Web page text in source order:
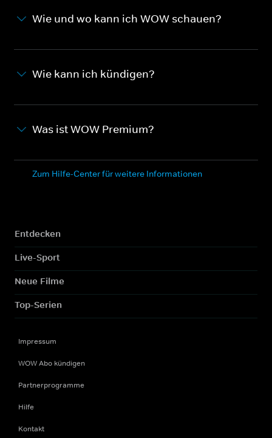
Wie und wo kann ich WOW schauen?
Wie kann ich kündigen?
Was ist WOW Premium?
Zum Hilfe-Center für weitere Informationen
Entdecken
Live-Sport
Neue Filme
Top-Serien
Impressum
WOW Abo kündigen
Partnerprogramme
Hilfe
Kontakt